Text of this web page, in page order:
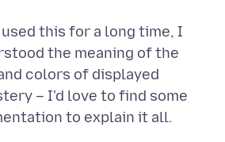
this for a long time, I
the meaning of the
colors of displayed
– I'd love to find some